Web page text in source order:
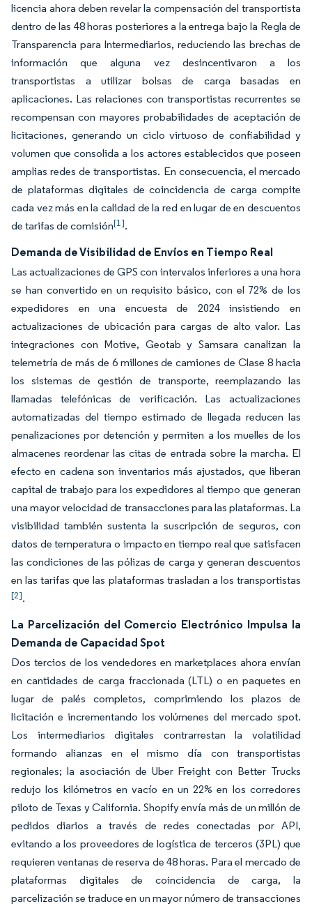
licencia ahora deben revelar la compensación del transportista
dentro de las 48 horas posteriores a la entrega bajo la Regla de
Transparencia para Intermediarios, reduciendo las brechas de
información que alguna vez desincentivaron a los
transportistas a utilizar bolsas de carga basadas en
aplicaciones. Las relaciones con transportistas recurrentes se
recompensan con mayores probabilidades de aceptación de
licitaciones, generando un ciclo virtuoso de confiabilidad y
volumen que consolida a los actores establecidos que poseen
amplias redes de transportistas. En consecuencia, el mercado
de plataformas digitales de coincidencia de carga compite
cada vez más en la calidad de la red en lugar de en descuentos
de tarifas de comisión[1].
Demanda de Visibilidad de Envíos en Tiempo Real
Las actualizaciones de GPS con intervalos inferiores a una hora
se han convertido en un requisito básico, con el 72% de los
expedidores en una encuesta de 2024 insistiendo en
actualizaciones de ubicación para cargas de alto valor. Las
integraciones con Motive, Geotab y Samsara canalizan la
telemetría de más de 6 millones de camiones de Clase 8 hacia
los sistemas de gestión de transporte, reemplazando las
llamadas telefónicas de verificación. Las actualizaciones
automatizadas del tiempo estimado de llegada reducen las
penalizaciones por detención y permiten a los muelles de los
almacenes reordenar las citas de entrada sobre la marcha. El
efecto en cadena son inventarios más ajustados, que liberan
capital de trabajo para los expedidores al tiempo que generan
una mayor velocidad de transacciones para las plataformas. La
visibilidad también sustenta la suscripción de seguros, con
datos de temperatura o impacto en tiempo real que satisfacen
las condiciones de las pólizas de carga y generan descuentos
en las tarifas que las plataformas trasladan a los transportistas
[2].
La Parcelización del Comercio Electrónico Impulsa la
Demanda de Capacidad Spot
Dos tercios de los vendedores en marketplaces ahora envían
en cantidades de carga fraccionada (LTL) o en paquetes en
lugar de palés completos, comprimiendo los plazos de
licitación e incrementando los volúmenes del mercado spot.
Los intermediarios digitales contrarrestan la volatilidad
formando alianzas en el mismo día con transportistas
regionales; la asociación de Uber Freight con Better Trucks
redujo los kilómetros en vacío en un 22% en los corredores
piloto de Texas y California. Shopify envía más de un millón de
pedidos diarios a través de redes conectadas por API,
evitando a los proveedores de logística de terceros (3PL) que
requieren ventanas de reserva de 48 horas. Para el mercado de
plataformas digitales de coincidencia de carga, la
parcelización se traduce en un mayor número de transacciones